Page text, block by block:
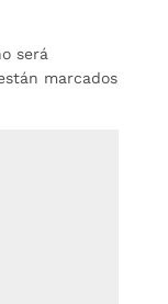
será
marcados